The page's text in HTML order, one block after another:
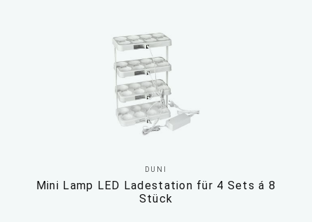
DUNI
Mini Lamp LED Ladestation für 4 Sets á 8
Stück